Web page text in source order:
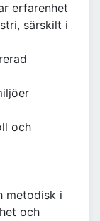
erfarenhet
särskilt i
och
metodisk i
och